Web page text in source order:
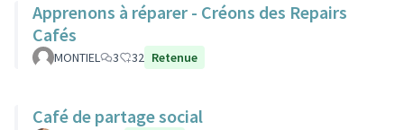
Apprenons à réparer - Créons des Repairs
Cafés
MONTIEL 3 32 Retenue
Café de partage social